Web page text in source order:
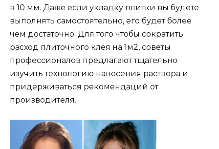
в 10 мм. Даже если укладку плитки вы будете
выполнять самостоятельно, его будет более
чем достаточно. Для того чтобы сократить
расход плиточного клея на 1м2, советы
профессионалов предлагают тщательно
изучить технологию нанесения раствора и
придерживаться рекомендаций от
производителя.